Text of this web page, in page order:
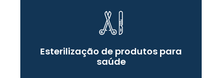
Esterilização de produtos para
saúde